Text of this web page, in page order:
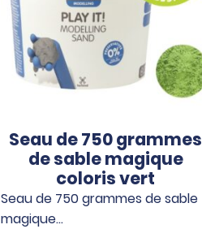
Seau de 750 grammes
de sable magique
coloris vert
Seau de 750 grammes de sable
magique…